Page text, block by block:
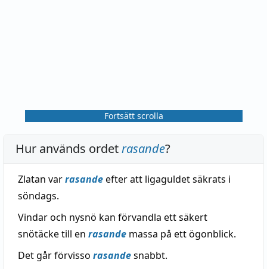
Fortsätt scrolla
Hur används ordetrasande?
Zlatan varrasandeefter att ligaguldet säkrats i
söndags.
Vindar och nysnö kan förvandla ett säkert
snötäcke till en rasande massa på ett ögonblick.
Det går förvisso rasandesnabbt.